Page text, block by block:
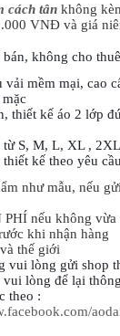
cách tân không
VNĐ và giá
không cho
mềm mại, cao
thiết kế áo 2 lớp
từ S, M, L, XL ,
kế theo yêu
như mẫu, nếu
nếu không vừa
khi nhận hàng
thế giới
vui lòng gửi shop
lòng để lại
theo :